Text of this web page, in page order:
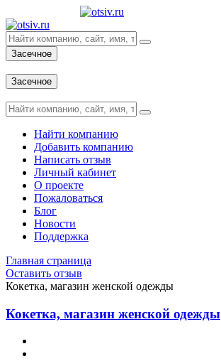
Засечное
Засечное
Найти компанию
Добавить компанию
Написать отзыв
Личный кабинет
О проекте
Пожаловаться
Блог
Новости
Поддержка
Главная страница
Оставить отзыв
Кокетка, магазин женской одежды
Кокетка, магазин женской одежды